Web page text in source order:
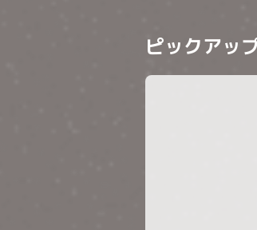
ピックアッ